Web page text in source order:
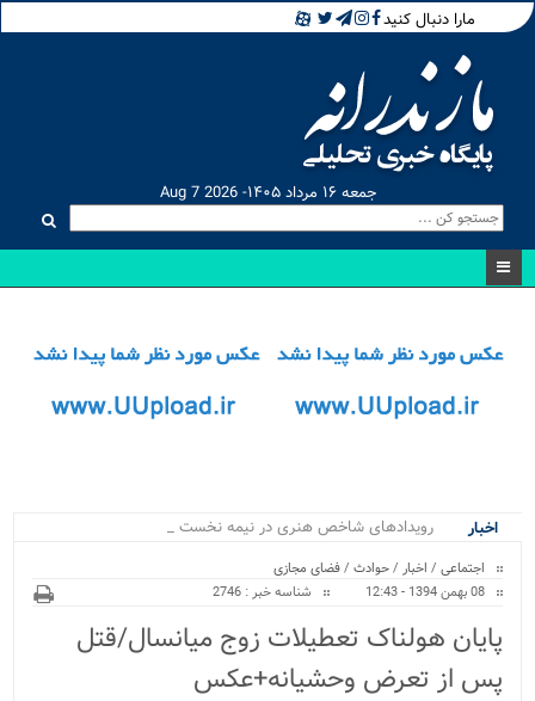
مارا دنبال کنید
جمعه ۱۶ مرداد ۱۴۰۵- Aug 7 2026
اخبار
رویدادهای شاخص هنری در نیمه نخست ۱۴۰۵ .
اجتماعی / اخبار /حوادث /فضای مجازی
08 بهمن 1394 - 12:43
شناسه خبر : 2746
پایان هولناک تعطیلات زوج میانسال/قتل
پس از تعرض وحشیانه+عکس